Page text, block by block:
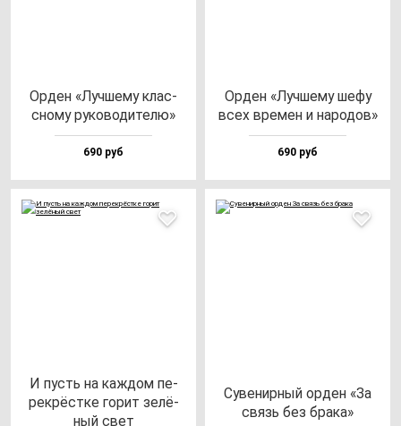
Орден «Луч­ше­му клас­
сно­му ру­ко­во­ди­те­лю»
690 руб
Орден «Луч­ше­му ше­фу
всех вре­мен и на­ро­дов»
690 руб
И пусть на каж­дом пе­
рек­рёс­тке го­рит зе­лё­
ный свет
Суве­нир­ный ор­ден «За
связь без бра­ка»